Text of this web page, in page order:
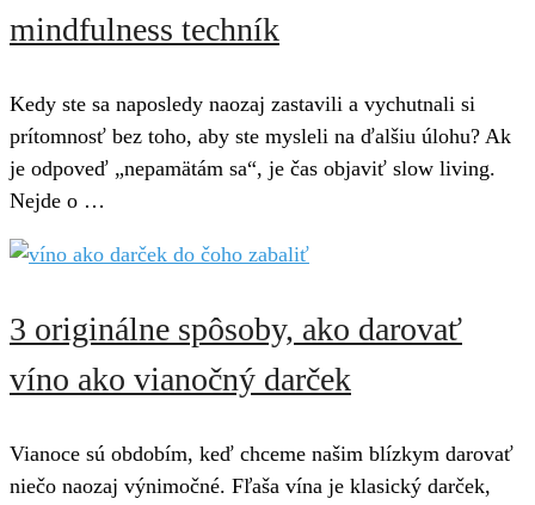
mindfulness techník
Kedy ste sa naposledy naozaj zastavili a vychutnali si
prítomnosť bez toho, aby ste mysleli na ďalšiu úlohu? Ak
je odpoveď „nepamätám sa“, je čas objaviť slow living.
Nejde o …
3 originálne spôsoby, ako darovať
víno ako vianočný darček
Vianoce sú obdobím, keď chceme našim blízkym darovať
niečo naozaj výnimočné. Fľaša vína je klasický darček,